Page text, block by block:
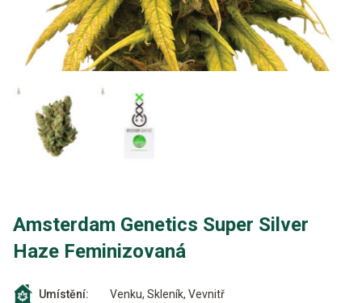
Amsterdam Genetics Super Silver
Haze Feminizovaná
Umístění:
Venku, Skleník, Vevnitř